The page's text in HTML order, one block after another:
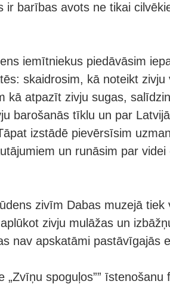
ir barības avots ne tikai
iemītniekus piedāvāsim
skaidrosim, kā noteikt zivju
kā atpazīt zivju sugas,
barošanās tīklu un par
izstādē pievērsīsim
un runāsim par
zivīm Dabas muzejā tiek
zivju mulāžas un
nav apskatāmi pastāvīgajās
„Zvīņu spoguļos”” īstenošanu